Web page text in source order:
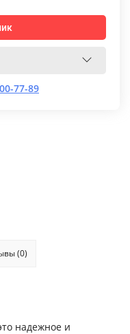
77-89
(0)
надежное и